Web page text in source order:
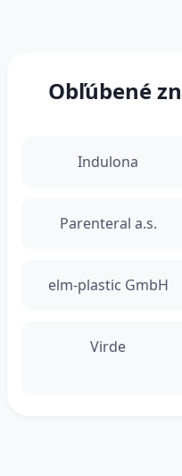
Obľúbené
Indulona
Parenteral a.s.
elm-plastic GmbH
Virde